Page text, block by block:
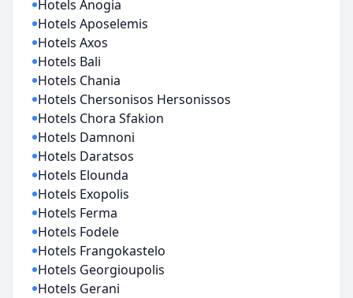
Hotels Anogia
Hotels Aposelemis
Hotels Axos
Hotels Bali
Hotels Chania
Hotels Chersonisos Hersonissos
Hotels Chora Sfakion
Hotels Damnoni
Hotels Daratsos
Hotels Elounda
Hotels Exopolis
Hotels Ferma
Hotels Fodele
Hotels Frangokastelo
Hotels Georgioupolis
Hotels Gerani